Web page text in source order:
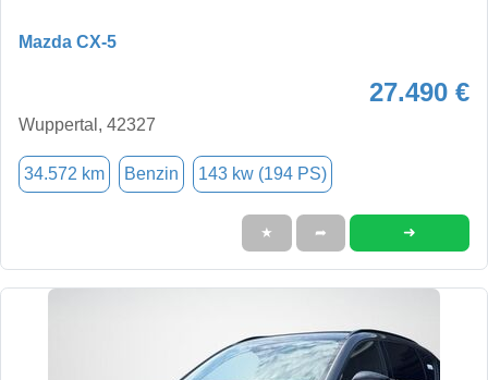
Mazda CX-5
27.490 €
Wuppertal, 42327
34.572 km Benzin 143 kw (194 PS)
★ ➦ ➜